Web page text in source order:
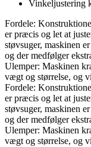
Vinkeljustering
Fordele:
er præcis og let at
støvsuger, maskinen
og der medfølger
Ulemper: Maskinen
vægt og størrelse, og
Fordele:
er præcis og let at
støvsuger, maskinen
og der medfølger
Ulemper: Maskinen
vægt og størrelse, og